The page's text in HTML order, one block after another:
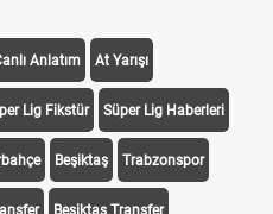
Anlatım At Yarışı
Lig Fikstür Süper Lig Haberleri
Beşiktaş Trabzonspor